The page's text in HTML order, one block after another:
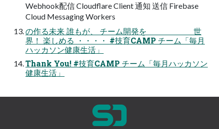
Webhook配信 Cloudflare Client 通知 送信 Firebase
Cloud Messaging Workers
の作る未来 誰もが、 チーム開発を 世
界！ 楽しめる ・・・・ #技育CAMP チーム「毎月
ハッカソン健康生活」
Thank You! #技育CAMP チーム「毎月ハッカソン
健康生活」